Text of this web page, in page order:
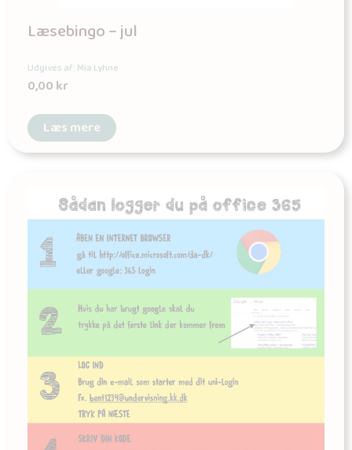
Læsebingo – jul
Udgives af: Mia Lyhne
0,00kr
Læs mere